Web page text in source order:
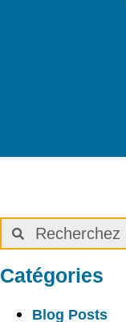
Catégories
Blog Posts